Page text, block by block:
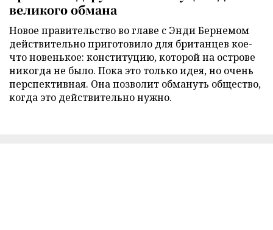
великого обмана
Новое правительство во главе с Энди Бернемом
действительно приготовило для британцев кое-
что новенькое: конституцию, которой на острове
никогда не было. Пока это только идея, но очень
перспективная. Она позволит обмануть общество,
когда это действительно нужно.